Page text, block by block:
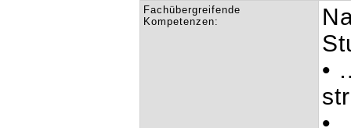
Fachübergreifende
Kompetenzen:
•